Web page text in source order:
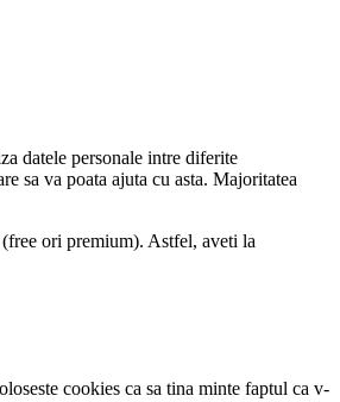
datele personale intre diferite
sa va poata ajuta cu asta. Majoritatea
ori premium). Astfel, aveti la
cookies ca sa tina minte faptul ca v-